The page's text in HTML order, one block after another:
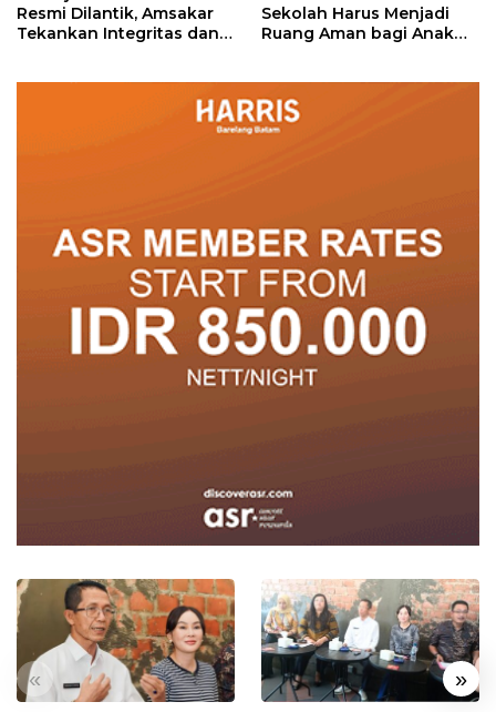
Resmi Dilantik, Amsakar
Tekankan Integritas dan
Sekolah Harus Menjadi
Ruang Aman bagi Anak
« »